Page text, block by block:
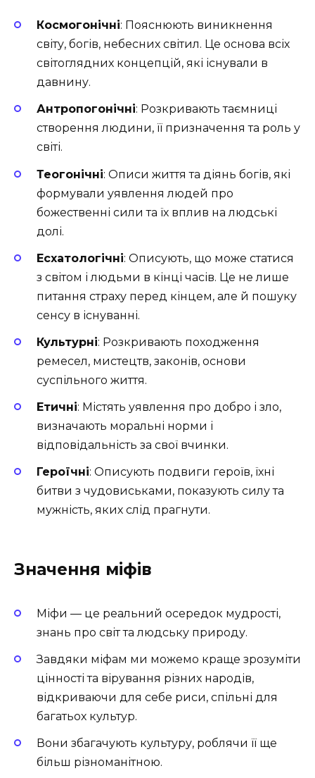
Космогонічні: Пояснюють виникнення
світу, богів, небесних світил. Це основа всіх
світоглядних концепцій, які існували в
давнину.
Антропогонічні: Розкривають таємниці
створення людини, її призначення та роль у
світі.
Теогонічні: Описи життя та діянь богів, які
формували уявлення людей про
божественні сили та їх вплив на людські
долі.
Есхатологічні: Описують, що може статися
з світом і людьми в кінці часів. Це не лише
питання страху перед кінцем, але й пошуку
сенсу в існуванні.
Культурні: Розкривають походження
ремесел, мистецтв, законів, основи
суспільного життя.
Етичні: Містять уявлення про добро і зло,
визначають моральні норми і
відповідальність за свої вчинки.
Героїчні: Описують подвиги героїв, їхні
битви з чудовиськами, показують силу та
мужність, яких слід прагнути.
Значення міфів
Міфи — це реальний осередок мудрості,
знань про світ та людську природу.
Завдяки міфам ми можемо краще зрозуміти
цінності та вірування різних народів,
відкриваючи для себе риси, спільні для
багатьох культур.
Вони збагачують культуру, роблячи її ще
більш різноманітною.